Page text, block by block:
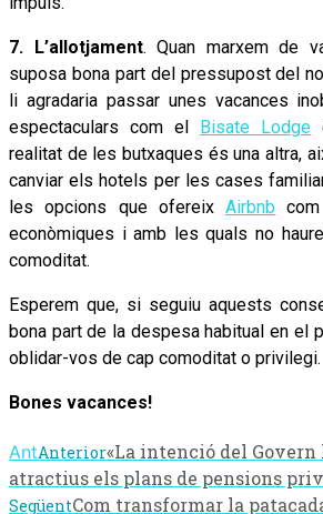
7. L’allotjament. Quan marxem de
suposa bona part del pressupost del
li agradaria passar unes vacances
espectaculars com el Bisate Lodge
realitat de les butxaques és una altra,
canviar els hotels per les cases
les opcions que ofereix Airbnb
econòmiques i amb les quals no
comoditat.
Esperem que, si seguiu aquests
bona part de la despesa habitual en el
oblidar-vos de cap comoditat o privilegi.
Bones vacances!
AntAnterior«La intenció del Govern
atractius els plans de pensions
SegüentCom transformar la